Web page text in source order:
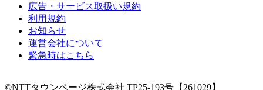
広告・サービス取扱い規約
利用規約
お知らせ
運営会社について
緊急時はこちら
©NTTタウンページ株式会社 TP25-193号【261029】